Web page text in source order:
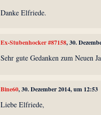
Danke Elfriede.
Ex-Stubenhocker #87158, 30.
Sehr gute Gedanken zum Neuen
Bine60, 30. Dezember 2014, um 12:53
Liebe Elfriede,